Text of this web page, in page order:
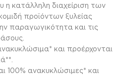
κατάλληλη διαχείριση των
προϊόντων ξυλείας
παραγωγικότητα και τις
και προέρχονται
100% ανακυκλώσιμες* και